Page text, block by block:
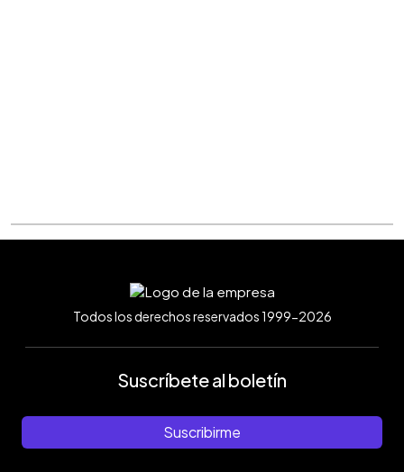
Todos los derechos reservados 1999-2026
Suscríbete al boletín
Suscribirme